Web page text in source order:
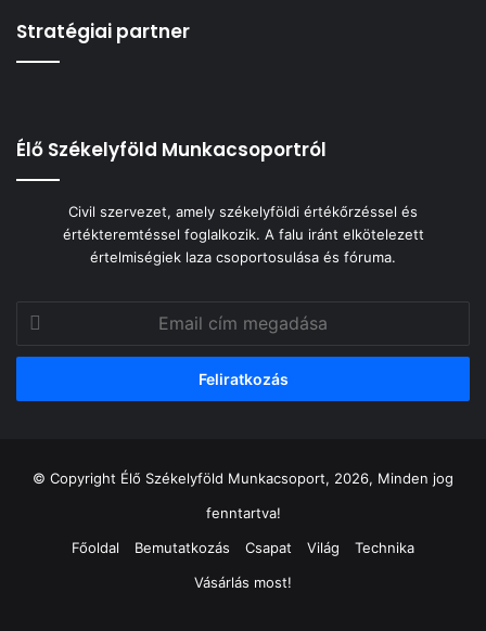
Stratégiai partner
Élő Székelyföld Munkacsoportról
Civil szervezet, amely székelyföldi értékőrzéssel és
értékteremtéssel foglalkozik. A falu iránt elkötelezett
értelmiségiek laza csoportosulása és fóruma.
cím
megadása
© Copyright Élő Székelyföld Munkacsoport, 2026, Minden jog
fenntartva!
Főoldal
Bemutatkozás Csapat Világ
Technika
Vásárlás most!